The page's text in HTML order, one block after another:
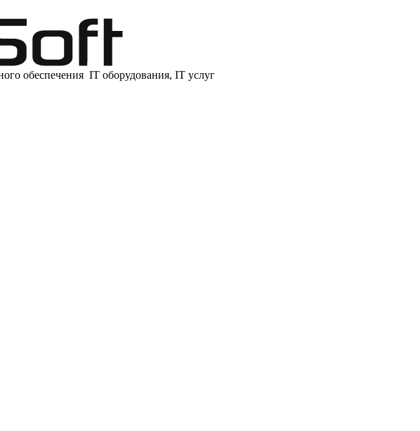
обеспечения IT оборудования, IT услуг